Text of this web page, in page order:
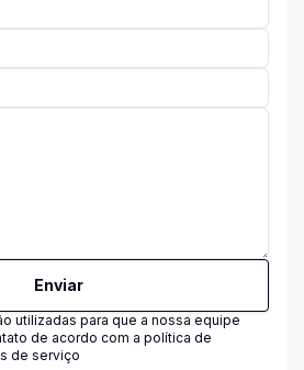
Enviar
utilizadas para que a nossa equipe
de acordo com a política de
de serviço